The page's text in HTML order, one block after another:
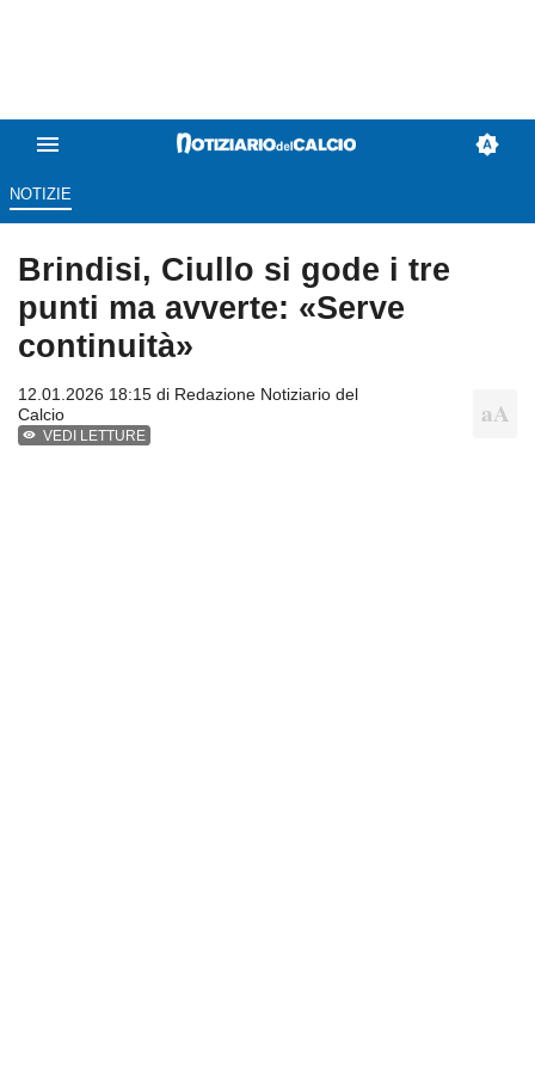
NOTIZIE
Brindisi, Ciullo si gode i tre
punti ma avverte: «Serve
continuità»
12.01.2026 18:15 di Redazione Notiziario del
Calcio
VEDI LETTURE